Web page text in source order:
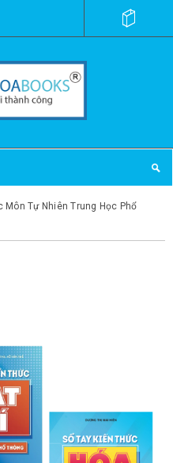
Môn Tự Nhiên Trung Học Phổ